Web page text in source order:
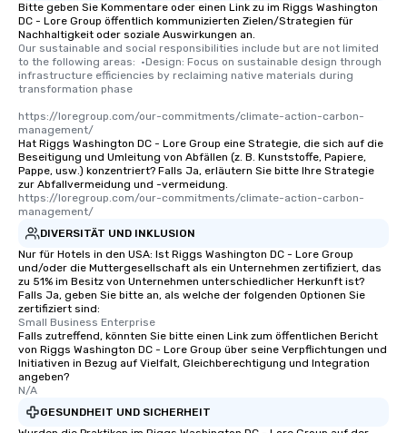
Bitte geben Sie Kommentare oder einen Link zu im Riggs Washington
DC - Lore Group öffentlich kommunizierten Zielen/Strategien für
Nachhaltigkeit oder soziale Auswirkungen an.
Our sustainable and social responsibilities include but are not limited
to the following areas:  •Design: Focus on sustainable design through
infrastructure efficiencies by reclaiming native materials during
transformation phase
https://loregroup.com/our-commitments/climate-action-carbon-
management/
Hat Riggs Washington DC - Lore Group eine Strategie, die sich auf die
Beseitigung und Umleitung von Abfällen (z. B. Kunststoffe, Papiere,
Pappe, usw.) konzentriert? Falls Ja, erläutern Sie bitte Ihre Strategie
zur Abfallvermeidung und -vermeidung.
https://loregroup.com/our-commitments/climate-action-carbon-
management/
DIVERSITÄT UND INKLUSION
Nur für Hotels in den USA: Ist Riggs Washington DC - Lore Group
und/oder die Muttergesellschaft als ein Unternehmen zertifiziert, das
zu 51% im Besitz von Unternehmen unterschiedlicher Herkunft ist?
Falls Ja, geben Sie bitte an, als welche der folgenden Optionen Sie
zertifiziert sind:
Small Business Enterprise
Falls zutreffend, könnten Sie bitte einen Link zum öffentlichen Bericht
von Riggs Washington DC - Lore Group über seine Verpflichtungen und
Initiativen in Bezug auf Vielfalt, Gleichberechtigung und Integration
angeben?
N/A
GESUNDHEIT UND SICHERHEIT